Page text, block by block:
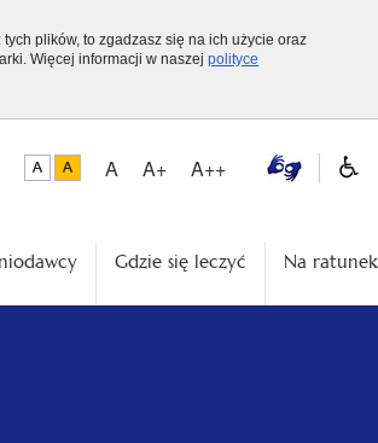
plików, to zgadzasz się na ich użycie oraz
Więcej informacji w naszejpolityce
A A+ A++
Gdzie się leczyć Na ratunek